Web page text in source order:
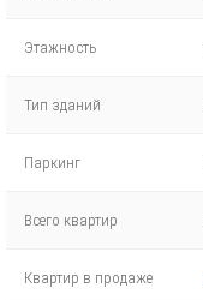
Этажность
Тип зданий
Паркинг
Всего квартир
Квартир в продаже